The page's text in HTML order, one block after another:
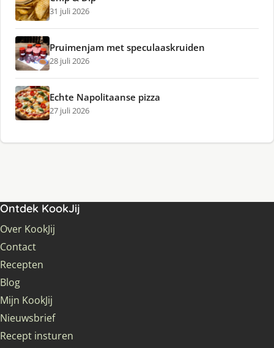
31 juli 2026
Pruimenjam met speculaaskruiden
28 juli 2026
Echte Napolitaanse pizza
27 juli 2026
Ontdek KookJij
Over KookJij
Contact
Recepten
Blog
Mijn KookJij
Nieuwsbrief
Recept insturen